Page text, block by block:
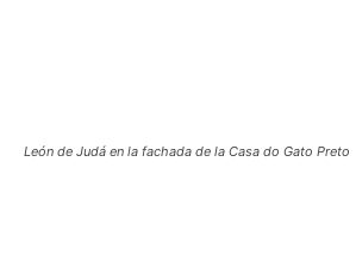
León de Judá en la fachada de la Casa do Gato Preto